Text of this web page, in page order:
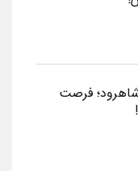
صنعتی شماره 2 شاهرود؛ فرصت